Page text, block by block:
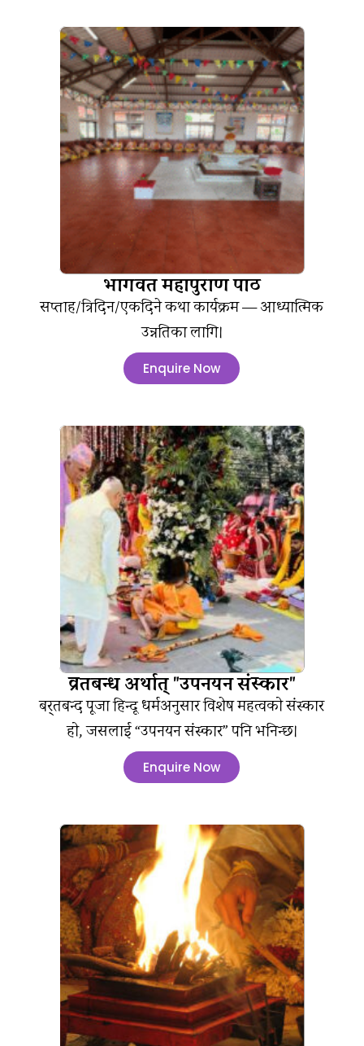
भागवत महापुराण पाठ
सप्ताह/त्रिदिन/एकदिने कथा कार्यक्रम — आध्यात्मिक
उन्नतिका लागि।
Enquire Now
व्रतबन्ध अर्थात् "उपनयन संस्कार"
बर्‍तबन्द पूजा हिन्दू धर्मअनुसार विशेष महत्वको संस्कार
हो, जसलाई “उपनयन संस्कार” पनि भनिन्छ।
Enquire Now